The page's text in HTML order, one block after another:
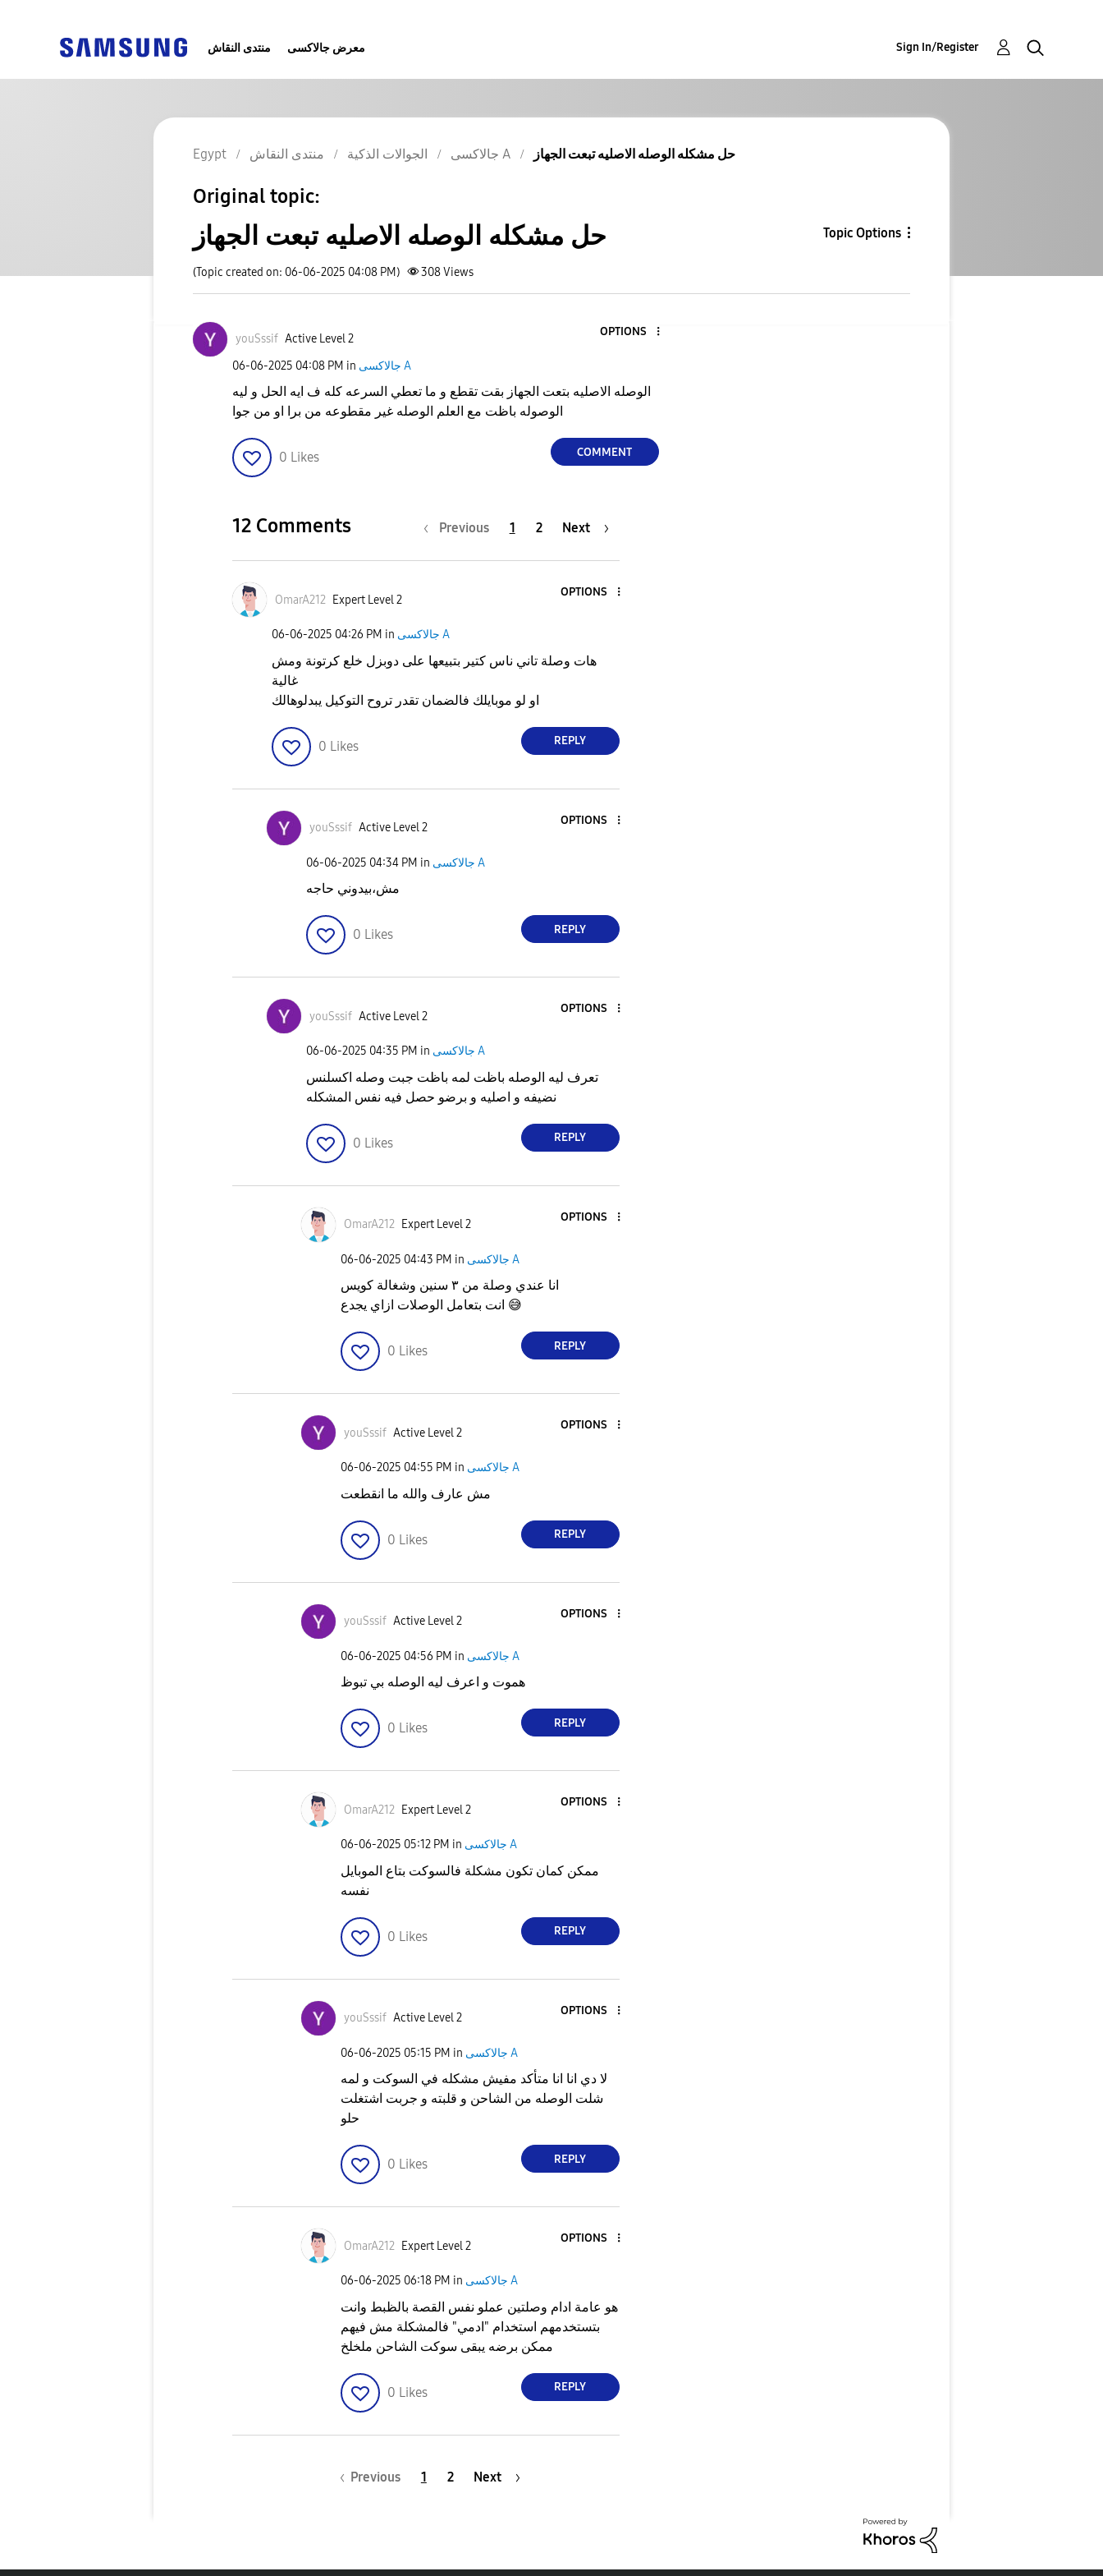
منتدى النقاش معرض جالاكسى Sign In/Register
Egypt منتدى النقاش الجوالات الذكية جالاكسى A حل مشكله الوصله الاصليه تبعت الجهاز
Original topic:
حل مشكله الوصله الاصليه تبعت الجهاز Topic Options
(Topic created on: 06-06-2025 04:08 PM) 308Views
youSssif Active Level 2
OPTIONS
‎06-06-2025 04:08 PM in جالاكسى A
الوصله الاصليه بتعت الجهاز بقت تقطع و ما تعطي السرعه كله ف ايه الحل و ليه
0 Likes COMMENT
12 Comments Previous 1 2 Next
OmarA212 Expert Level 2
OPTIONS
‎06-06-2025 04:26 PM in جالاكسى A
هات وصلة تاني ناس كتير بتبيعها على دوبزل خلع كرتونة ومش
غالية
او لو موبايلك فالضمان تقدر تروح التوكيل يبدلوهالك
0 Likes REPLY
youSssif Active Level 2
OPTIONS
‎06-06-2025 04:34 PM in جالاكسى A
مش،بيدوني حاجه
0 Likes REPLY
youSssif Active Level 2
OPTIONS
‎06-06-2025 04:35 PM in جالاكسى A
تعرف ليه الوصله باظت لمه باظت جبت وصله اكسلنس
نضيفه و اصليه و برضو حصل فيه نفس المشكله
0 Likes REPLY
OmarA212 Expert Level 2
OPTIONS
‎06-06-2025 04:43 PM in جالاكسى A
انا عندي وصلة من ٣ سنين وشغالة كويس
😅
0 Likes REPLY
youSssif Active Level 2
OPTIONS
‎06-06-2025 04:55 PM in جالاكسى A
مش عارف والله ما انقطعت
0 Likes REPLY
youSssif Active Level 2
OPTIONS
‎06-06-2025 04:56 PM in جالاكسى A
هموت و اعرف ليه الوصله بي تبوظ
0 Likes REPLY
OmarA212 Expert Level 2
OPTIONS
‎06-06-2025 05:12 PM in جالاكسى A
ممكن كمان تكون مشكلة فالسوكت بتاع الموبايل
نفسه
0 Likes REPLY
youSssif Active Level 2
OPTIONS
‎06-06-2025 05:15 PM in جالاكسى A
لا دي انا انا متأكد مفيش مشكله في السوكت و لمه
شلت الوصله من الشاحن و قلبته و جربت اشتغلت
حلو
0 Likes REPLY
OmarA212 Expert Level 2
OPTIONS
‎06-06-2025 06:18 PM in جالاكسى A
هو عامة ادام وصلتين عملو نفس القصة بالظبط وانت
بتستخدمهم استخدام "ادمي" فالمشكلة مش فيهم
ممكن برضه يبقى سوكت الشاحن ملخلخ
0 Likes REPLY
Previous 1 2 Next